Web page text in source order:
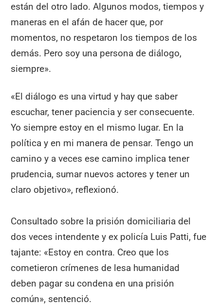
están del otro lado. Algunos modos, tiempos y
maneras en el afán de hacer que, por
momentos, no respetaron los tiempos de los
demás. Pero soy una persona de diálogo,
siempre».
«El diálogo es una virtud y hay que saber
escuchar, tener paciencia y ser consecuente.
Yo siempre estoy en el mismo lugar. En la
política y en mi manera de pensar. Tengo un
camino y a veces ese camino implica tener
prudencia, sumar nuevos actores y tener un
claro objetivo», reflexionó.
Consultado sobre la prisión domiciliaria del
dos veces intendente y ex policía Luis Patti, fue
tajante: «Estoy en contra. Creo que los
cometieron crímenes de lesa humanidad
deben pagar su condena en una prisión
común», sentenció.